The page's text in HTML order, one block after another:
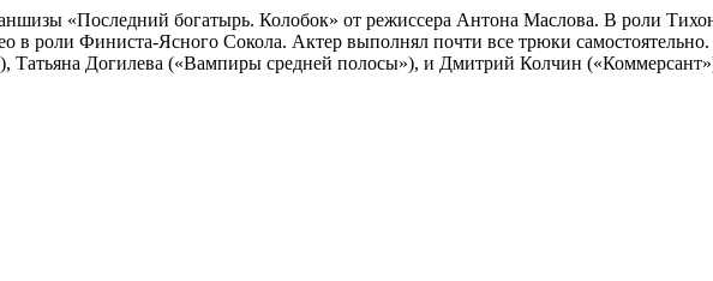
«Последний богатырь. Колобок» от режиссера Антона Маслова. В роли
в роли Финиста-Ясного Сокола. Актер выполнял почти все трюки
Догилева («Вампиры средней полосы»), и Дмитрий Колчин